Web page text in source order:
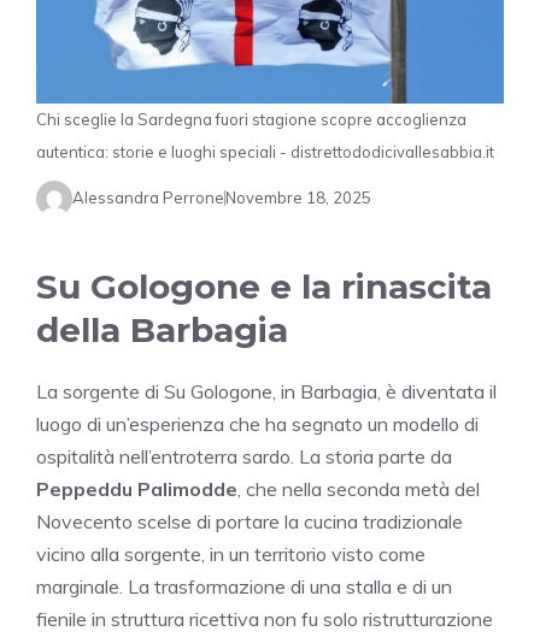
Chi sceglie la Sardegna fuori stagione scopre accoglienza
autentica: storie e luoghi speciali - distrettododicivallesabbia.it
Alessandra PerroneNovembre 18, 2025
Su Gologone e la rinascita
della Barbagia
La sorgente di Su Gologone, in Barbagia, è diventata il
luogo di un’esperienza che ha segnato un modello di
ospitalità nell’entroterra sardo. La storia parte da
Peppeddu Palimodde , che nella seconda metà del
Novecento scelse di portare la cucina tradizionale
vicino alla sorgente, in un territorio visto come
marginale. La trasformazione di una stalla e di un
fienile in struttura ricettiva non fu solo ristrutturazione